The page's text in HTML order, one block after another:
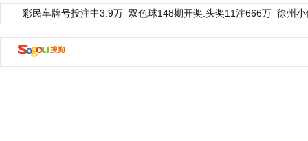
彩民车牌号投注中3.9万 双色球148期开奖:头奖11注666万 徐州